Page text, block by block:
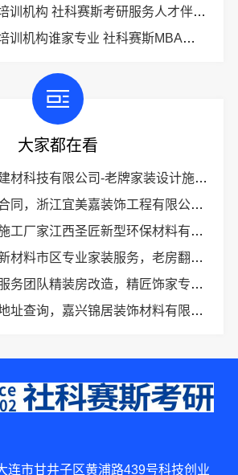
机构 社科赛斯考研服务人才伴您成长
谁家专业 社科赛斯MBA考研辅导领先品牌
大家都在看
科技有限公司-老牌家装设计施工对接
浙江宜美嘉装饰工程有限公司让装修更省心
厂家江西圣匠新型环保材料有限公司
市区专业家装服务，老房翻新拎包入住
团队精装房改造，精匠饰家专业施工
询，嘉兴锦居装饰材料有限公司本地直营
连市甘井子区黄浦路439号科技创业
询